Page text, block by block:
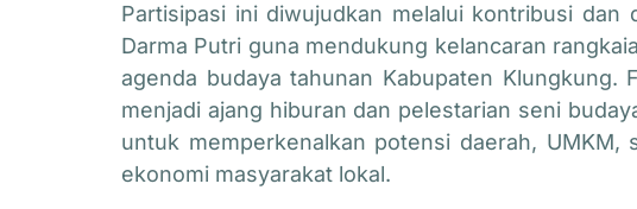
Partisipasi ini diwujudkan melalui kontribusi dan
Darma Putri guna mendukung kelancaran
agenda budaya tahunan Kabupaten Klungkung.
menjadi ajang hiburan dan pelestarian seni
untuk memperkenalkan potensi daerah, UMKM,
ekonomi masyarakat lokal.